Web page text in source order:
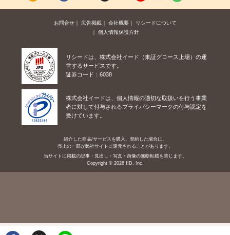
お問合せ 広告掲載 会社概要
リシードについて
個人情報保護方針
リシードは、株式会社イード（東証グロース上場）の運
営するサービスです。
証券コード：6038
株式会社イードは、個人情報の適切な取扱いを行う事業
者に対して付与されるプライバシーマークの付与認定を
受けています。
紹介した商品/サービスを購入、契約した場合に、
売上の一部が弊社サイトに還元されることがあります。
当サイトに掲載の記事・見出し・写真・画像の無断転載を禁じます。
Copyright © 2026 IID, Inc.